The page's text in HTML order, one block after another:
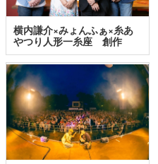
横内謙介×みょんふぁ×糸あ
やつり人形一糸座 創作
人…